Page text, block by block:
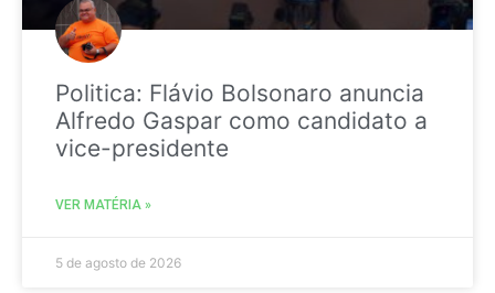
Politica: Flávio Bolsonaro anuncia
Alfredo Gaspar como candidato a
vice-presidente
VER MATÉRIA »
5 de agosto de 2026